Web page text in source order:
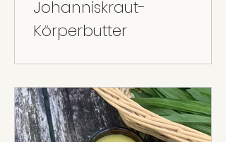
Johanniskraut-
Körperbutter
Rezept für trockene Haut.